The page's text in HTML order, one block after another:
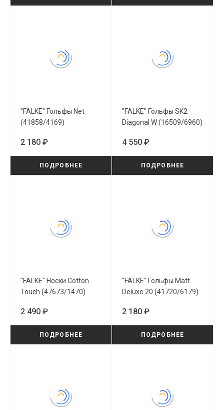
"FALKE" Гольфы Net
(41858/4169)
2 180 ₽
ПОДРОБНЕЕ
"FALKE" Гольфы SK2
Diagonal W (16509/6960)
4 550 ₽
ПОДРОБНЕЕ
"FALKE" Носки Cotton
Touch (47673/1470)
2 490 ₽
ПОДРОБНЕЕ
"FALKE" Гольфы Matt
Deluxe 20 (41720/6179)
2 180 ₽
ПОДРОБНЕЕ